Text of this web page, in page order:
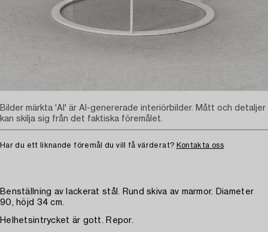
Har du ett liknande föremål du vill få värderat? Kontakta oss
Benställning av lackerat stål. Rund skiva av marmor. Diameter
90, höjd 34 cm.
Helhetsintrycket är gott. Repor.
Bilder märkta 'AI' är AI-genererade interiörbilder. Mått och detaljer
kan skilja sig från det faktiska föremålet.